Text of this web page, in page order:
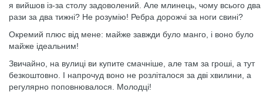
я вийшов із-за столу задоволений. Але млинець, чому всього два
рази за два тижні? Не розумію! Ребра дорожчі за ноги свині?
Окремий плюс від мене: майже завжди було манго, і воно було
майже ідеальним!
Звичайно, на вулиці ви купите смачніше, але там за гроші, а тут
безкоштовно. І напрочуд воно не розліталося за дві хвилини, а
регулярно поповнювалося. Молодці!